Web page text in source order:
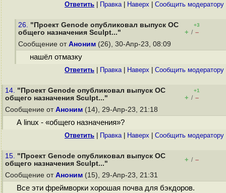
Ответить Правка| Наверх Cообщить модератору
26. "Проект Genode опубликовал выпуск ОС
общего назначения Sculpt..."
+3
+ / –
Сообщение от Аноним (26), 30-Апр-23, 08:09
нашёл отмазку
Ответить Правка| Наверх Cообщить модератору
14. "Проект Genode опубликовал выпуск ОС
общего назначения Sculpt..."
+1
+ / –
Сообщение от Аноним (14), 29-Апр-23, 21:18
А linux - «общего назначения»?
Ответить Правка| Наверх Cообщить модератору
15. "Проект Genode опубликовал выпуск ОС
общего назначения Sculpt..."
+ / –
Сообщение от Аноним (15), 29-Апр-23, 21:31
Все эти фреймворки хорошая почва для бэкдоров.